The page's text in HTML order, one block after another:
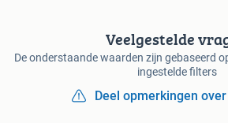
Veelgestelde
De onderstaande waarden zijn gebaseerd
ingestelde filters
Deel opmerkingen